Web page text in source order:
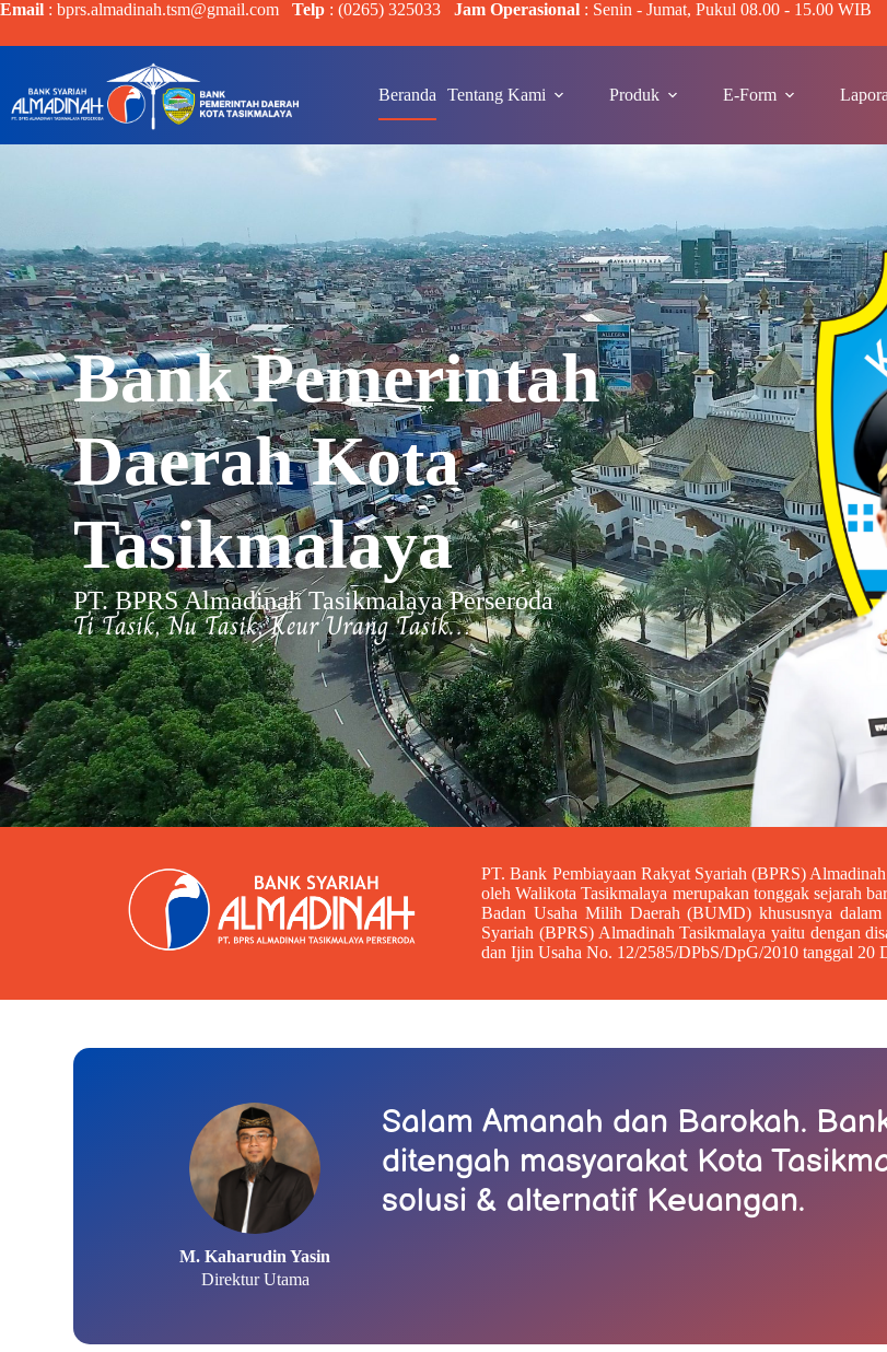
Email : bprs.almadinah.tsm@gmail.com Telp : (0265) 325033 Jam Operasional : Senin - Jumat, Pukul 08.00 - 15.00 WIB
Beranda Tentang Kami Produk E-Form
Bank Pemerintah
Daerah Kota
Tasikmalaya
PT. BPRS Almadinah Tasikmalaya Perseroda
Ti Tasik, Nu Tasik, Keur Urang Tasik…
PT. Bank Pembiayaan Rakyat Syariah (BPRS)
oleh Walikota Tasikmalaya merupakan tonggak sejarah
Badan Usaha Milih Daerah (BUMD) khususnya
Syariah (BPRS) Almadinah Tasikmalaya yaitu dengan
dan Ijin Usaha No. 12/2585/DPbS/DpG/2010 tanggal 20
M. Kaharudin Yasin
Direktur Utama
Salam Amanah dan Barokah.
ditengah masyarakat Kota
solusi & alternatif Keuangan.